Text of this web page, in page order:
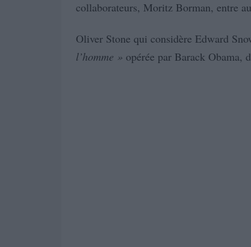
collaborateurs, Moritz Borman, entre
Oliver Stone qui considère Edward
l’homme » opérée par Barack Obama,